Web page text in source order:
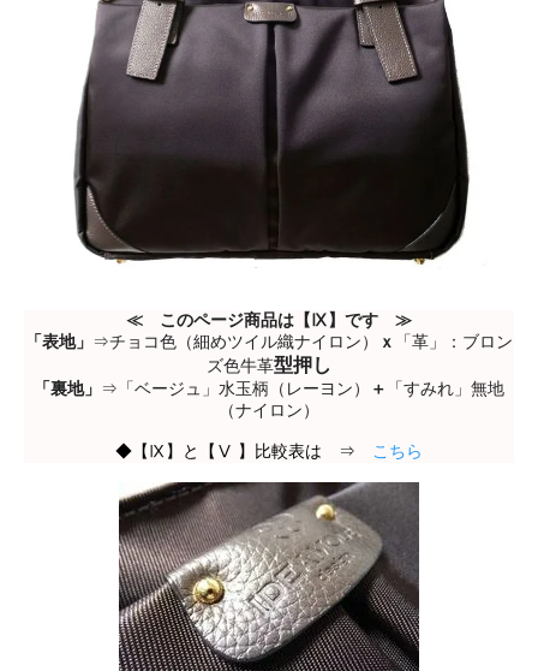
≪ このページ商品は【Ⅸ】です ≫
「表地」 ⇒チョコ色（細めツイル織ナイロン） ｘ
「革」：ブロン
ズ色牛革型押し
「裏地」 ⇒「ベージュ」水玉柄（レーヨン） ＋
「すみれ」無地
（ナイロン）
◆【Ⅸ】と【Ⅴ 】比較表は ⇒ こちら